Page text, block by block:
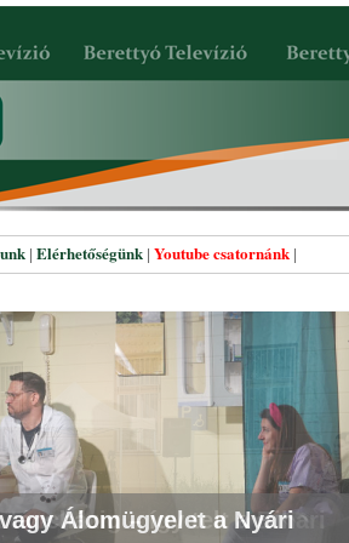
Elérhetőségünk Youtube csatornánk
táncházig – így telt a Bihari
Álomügyelet a Nyári
Fesztiválon